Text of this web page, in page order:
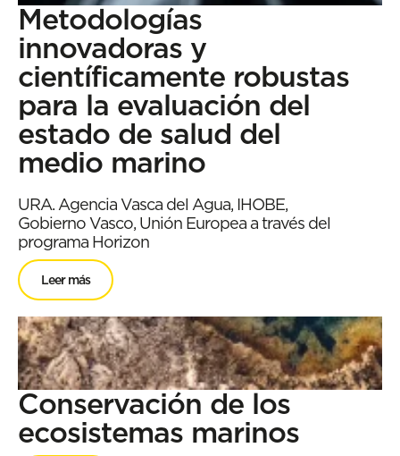
Metodologías
innovadoras y
científicamente robustas
para la evaluación del
estado de salud del
medio marino
URA. Agencia Vasca del Agua, IHOBE,
Gobierno Vasco, Unión Europea a través del
programa Horizon
Leer más
Conservación de los
ecosistemas marinos